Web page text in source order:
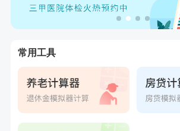
常用工具